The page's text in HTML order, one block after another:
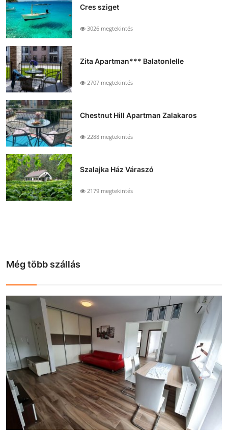
Cres sziget
3026 megtekintés
Zita Apartman*** Balatonlelle
2707 megtekintés
Chestnut Hill Apartman Zalakaros
2288 megtekintés
Szalajka Ház Váraszó
2179 megtekintés
Még több szállás